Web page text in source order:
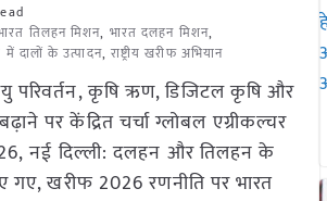
तिलहन मिशन, भारत दलहन मिशन,
में दालों के उत्पादन, राष्ट्रीय खरीफ अभियान
परिवर्तन, कृषि ऋण, डिजिटल कृषि और
पर केंद्रित चर्चा ग्लोबल एग्रीकल्चर
नई दिल्ली: दलहन और तिलहन के
खरीफ 2026 रणनीति पर भारत